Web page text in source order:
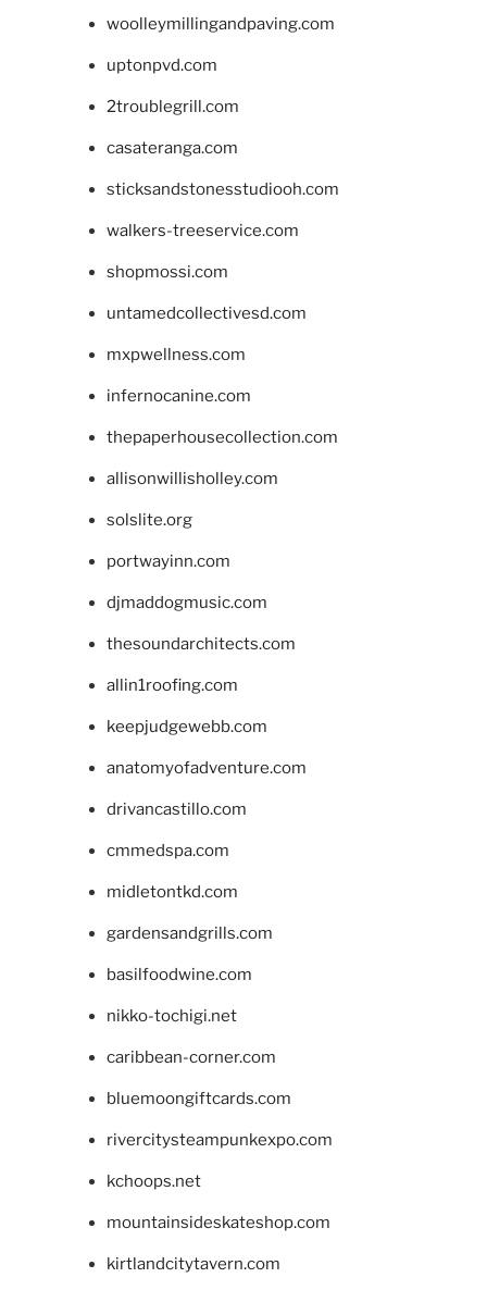
woolleymillingandpaving.com
uptonpvd.com
2troublegrill.com
casateranga.com
sticksandstonesstudiooh.com
walkers-treeservice.com
shopmossi.com
untamedcollectivesd.com
mxpwellness.com
infernocanine.com
thepaperhousecollection.com
allisonwillisholley.com
solslite.org
portwayinn.com
djmaddogmusic.com
thesoundarchitects.com
allin1roofing.com
keepjudgewebb.com
anatomyofadventure.com
drivancastillo.com
cmmedspa.com
midletontkd.com
gardensandgrills.com
basilfoodwine.com
nikko-tochigi.net
caribbean-corner.com
bluemoongiftcards.com
rivercitysteampunkexpo.com
kchoops.net
mountainsideskateshop.com
kirtlandcitytavern.com